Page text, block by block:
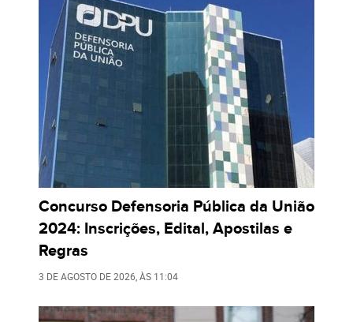
Concurso Defensoria Pública da União
2024: Inscrições, Edital, Apostilas e
Regras
3 DE AGOSTO DE 2026, ÀS 11:04